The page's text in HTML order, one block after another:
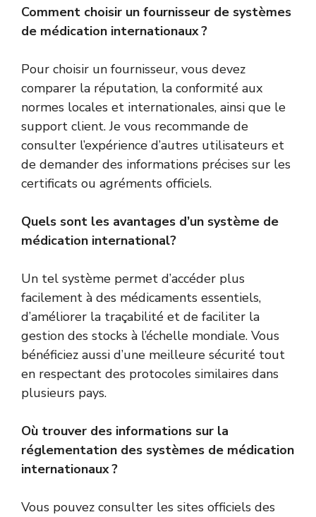
Comment choisir un fournisseur de systèmes
de médication internationaux ?
Pour choisir un fournisseur, vous devez
comparer la réputation, la conformité aux
normes locales et internationales, ainsi que le
support client. Je vous recommande de
consulter l’expérience d’autres utilisateurs et
de demander des informations précises sur les
certificats ou agréments officiels.
Quels sont les avantages d’un système de
médication international?
Un tel système permet d’accéder plus
facilement à des médicaments essentiels,
d’améliorer la traçabilité et de faciliter la
gestion des stocks à l’échelle mondiale. Vous
bénéficiez aussi d’une meilleure sécurité tout
en respectant des protocoles similaires dans
plusieurs pays.
Où trouver des informations sur la
réglementation des systèmes de médication
internationaux ?
Vous pouvez consulter les sites officiels des